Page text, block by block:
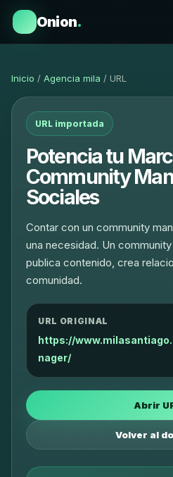
Onion.
Inicio / Agencia mila / URL
URL importada
Potencia tu
Community
Sociales
Contar con un community
una necesidad. Un
publica contenido, crea
comunidad.
URL ORIGINAL
https://
nager/
Abrir
Volver al